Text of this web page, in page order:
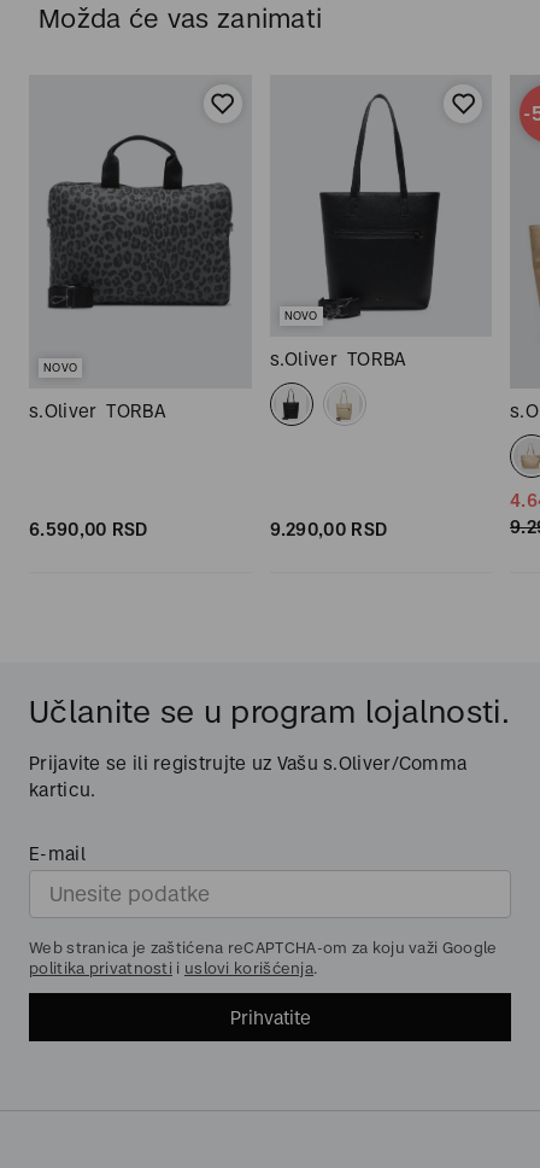
Možda će vas zanimati
NOVO
s.Oliver TORBA
6.590,00 RSD
NOVO
s.Oliver TORBA
9.290,00 RSD
-
Učlanite se u program lojalnosti.
Prijavite se ili registrujte uz Vašu s.Oliver/Comma
karticu.
E-mail
Web stranica je zaštićena reCAPTCHA-om za koju važi Google
politika privatnosti i uslovi korišćenja.
Prihvatite